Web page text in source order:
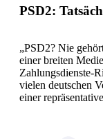
PSD2:
„PSD2? Nie
einer breiten
Zahlungsdienste-
vielen deutschen
einer